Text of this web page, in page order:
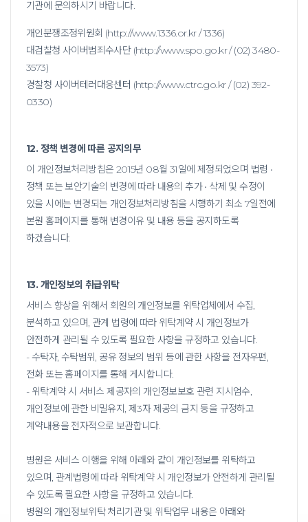
기관에 문의하시기 바랍니다.
개인분쟁조정위원회 (http://www.1336.or.kr / 1336)
대검찰청 사이버범죄수사단 (http://www.spo.go.kr / (02) 3480-
3573)
경찰청 사이버테러대응센터 (http://www.ctrc.go.kr / (02) 392-
0330)
12. 정책 변경에 따른 공지의무
이 개인정보처리방침은 2015년 08월 31일에 제정되었으며 법령 •
정책 또는 보안기술의 변경에 따라 내용의 추가 • 삭제 및 수정이
있을 시에는 변경되는 개인정보처리방침을 시행하기 최소 7일전에
본원 홈페이지를 통해 변경이유 및 내용 등을 공지하도록
하겠습니다.
13. 개인정보의 취급위탁
서비스 향상을 위해서 회원의 개인정보를 위탁업체에서 수집,
분석하고 있으며, 관계 법령에 따라 위탁계약 시 개인정보가
안전하게 관리될 수 있도록 필요한 사항을 규정하고 있습니다.
- 수탁자, 수탁범위, 공유 정보의 범위 등에 관한 사항을 전자우편,
전화 또는 홈페이지를 통해 게시합니다.
- 위탁계약 시 서비스 제공자의 개인정보보호 관련 지시엄수,
개인정보에 관한 비밀유지, 제3자 제공의 금지 등을 규정하고
계약내용을 전자적으로 보관합니다.
병원은 서비스 이행을 위해 아래와 같이 개인정보를 위탁하고
있으며, 관계법령에 따라 위탁계약 시 개인정보가 안전하게 관리될
수 있도록 필요한 사항을 규정하고 있습니다.
병원의 개인정보위탁 처리기관 및 위탁업무 내용은 아래와